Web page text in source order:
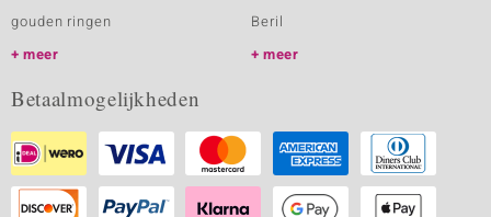
gouden ringen
meer
Beril
meer
Betaalmogelijkheden